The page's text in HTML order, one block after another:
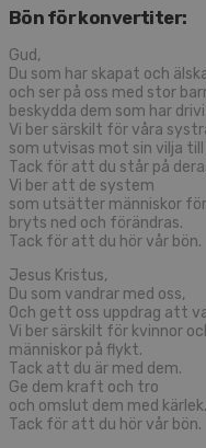
Bön för konvertiter:
Gud,
Du som har skapat och
och ser på oss med stor
beskydda dem som har
Vi ber särskilt för våra
som utvisas mot sin vilja
Tack för att du står på
Vi ber att de system
som utsätter människor
bryts ned och förändras.
Tack för att du hör vår bön.
Jesus Kristus,
Du som vandrar med oss,
Och gett oss uppdrag att
Vi ber särskilt för kvinnor
människor på flykt.
Tack att du är med dem.
Ge dem kraft och tro
och omslut dem med kärlek.
Tack för att du hör vår bön.